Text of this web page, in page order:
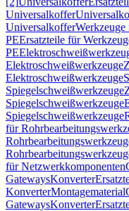
Universalkoffer
Universalkoffer
PEErsatzteile für
PE
Elektroschweißwerkzeuge
Elektroschweißwerkzeuge
Spiegelschweißwerkzeuge
Spiegelschweißwerkzeuge
Spiegelschweißwerkzeuge
für
für Netzwerkkomponenten
GatewaysKonverter
KonverterMontagematerial
GatewaysKonverter